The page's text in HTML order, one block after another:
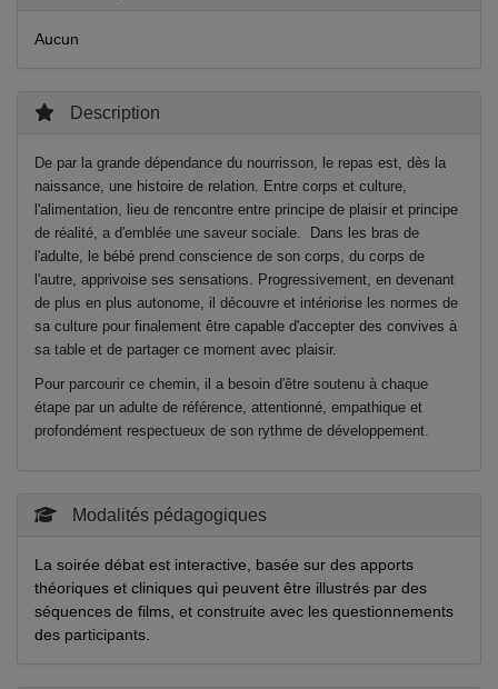
Aucun
Description
De par la grande dépendance du nourrisson, le repas est, dès la
naissance, une histoire de relation. Entre corps et culture,
l'alimentation, lieu de rencontre entre principe de plaisir et principe
de réalité, a d'emblée une saveur sociale.
Dans les bras de
l'adulte, le bébé prend conscience de son corps, du corps de
l'autre, apprivoise ses sensations. Progressivement, en devenant
de plus en plus autonome, il découvre et intériorise les normes de
sa culture pour finalement être capable d'accepter des convives à
sa table et de partager ce moment avec plaisir.
Pour parcourir ce chemin, il a besoin d'être soutenu à chaque
étape par un adulte de référence, attentionné, empathique et
profondément respectueux de son rythme de développement.
Modalités pédagogiques
La soirée débat est interactive, basée sur des apports
théoriques et cliniques qui peuvent être illustrés par des
séquences de films, et construite avec les questionnements
des participants.